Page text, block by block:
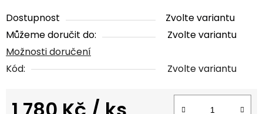
Dostupnost
Zvolte variantu
Můžeme doručit do:
Zvolte variantu
Možnosti doručení
Kód:
Zvolte variantu